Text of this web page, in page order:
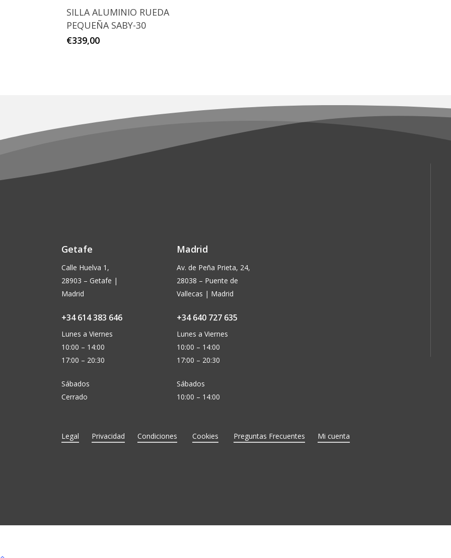
variantes.
Las
página
SILLA ALUMINIO RUEDA
PEQUEÑA SABY-30
€339,00
Getafe
Calle Huelva 1,
28903 – Getafe |
Madrid
+34 614 383 646
Lunes a Viernes
10:00 – 14:00
17:00 – 20:30
Sábados
Cerrado
Madrid
Av. de Peña Prieta, 24,
28038 – Puente de
Vallecas | Madrid
+34 640 727 635
Lunes a Viernes
10:00 – 14:00
17:00 – 20:30
Sábados
10:00 – 14:00
Legal Privacidad Condiciones Cookies Preguntas Frecuentes Mi cuenta